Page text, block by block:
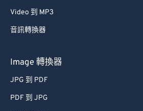
Video 到 MP3
音訊轉換器
Image 轉換器
JPG 到 PDF
PDF 到 JPG